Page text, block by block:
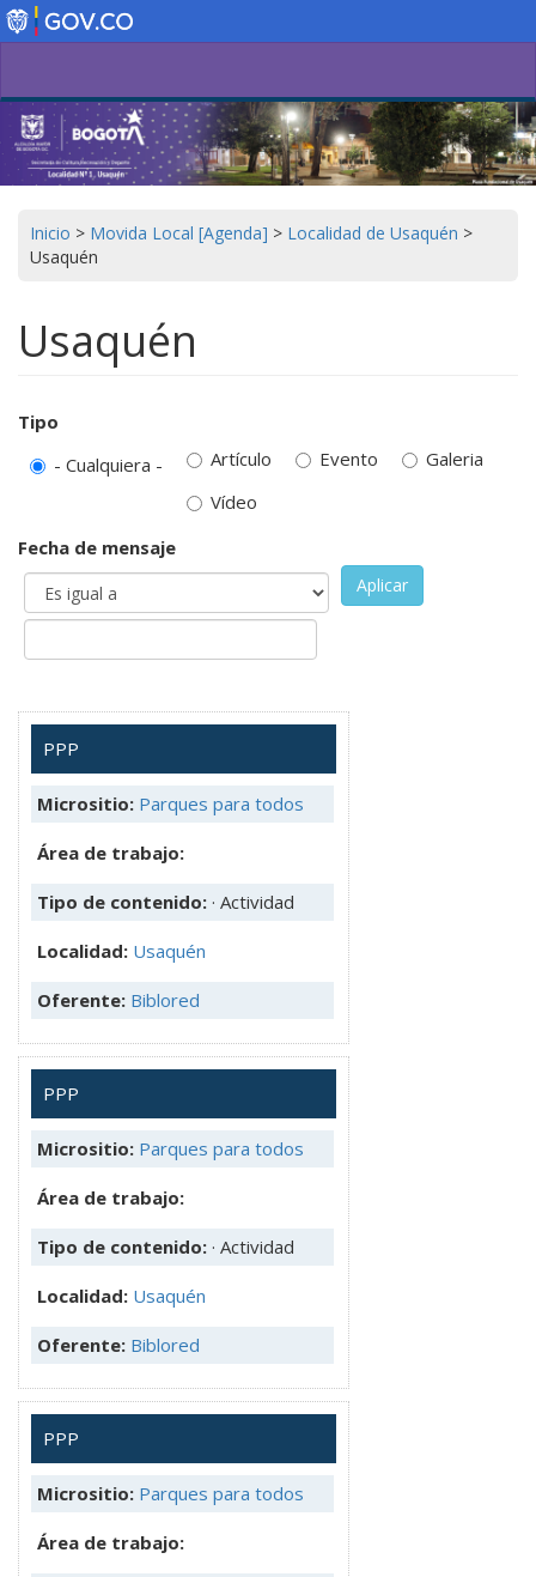
Pasar
al
Inicio > Movida Local [Agenda] > Localidad de Usaquén >
Usaquén
Usaquén
Tipo
- Cualquiera -
Artículo Evento
Galeria
Vídeo
Fecha de mensaje
Aplicar
PPP
Micrositio: Parques para todos
Área de trabajo:
Tipo de contenido: · Actividad
Localidad: Usaquén
Oferente: Biblored
PPP
Micrositio: Parques para todos
Área de trabajo:
Tipo de contenido: · Actividad
Localidad: Usaquén
Oferente: Biblored
PPP
Micrositio: Parques para todos
Área de trabajo: